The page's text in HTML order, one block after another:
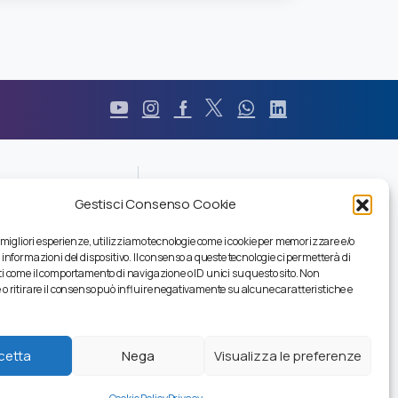
Gestisci Consenso Cookie
esperienze, utilizziamo tecnologie come i cookie per memorizzare e/o
del dispositivo. Il consenso a queste tecnologie ci permetterà di
come il comportamento di navigazione o ID unici su questo sito. Non
ritirare il consenso può influire negativamente su alcune caratteristiche e
Nega Visualizza le preferenze
Pec
Certificazioni
Codice Etico
Modello Organizzativo
Ripristino Servizi